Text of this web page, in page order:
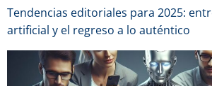
Tendencias editoriales para 2025:
artificial y el regreso a lo auténtico